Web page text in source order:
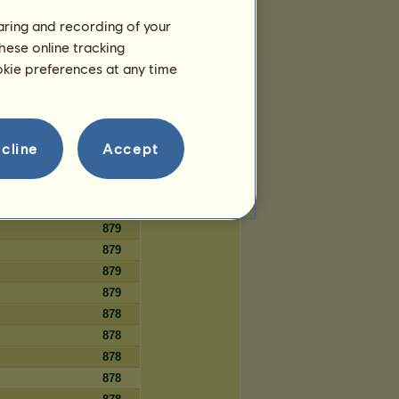
179
179
879
879
879
879
878
878
878
878
and recording of your
online tracking
preferences at any time
Accept